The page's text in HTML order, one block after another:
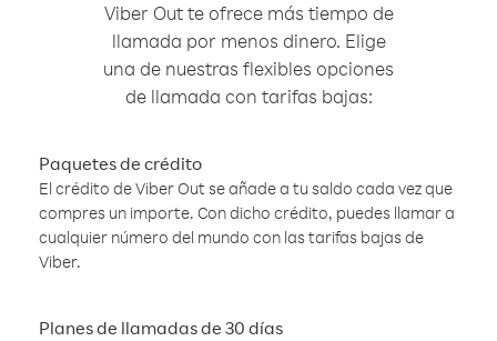
Viber Out te ofrece más tiempo de
llamada por menos dinero. Elige
una de nuestras flexibles opciones
de llamada con tarifas bajas:
Paquetes de crédito
El crédito de Viber Out se añade a tu saldo cada vez que
compres un importe. Con dicho crédito, puedes llamar a
cualquier número del mundo con las tarifas bajas de
Viber.
Planes de llamadas de 30 días